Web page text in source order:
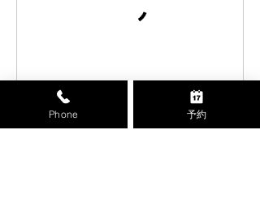
Phone 予約